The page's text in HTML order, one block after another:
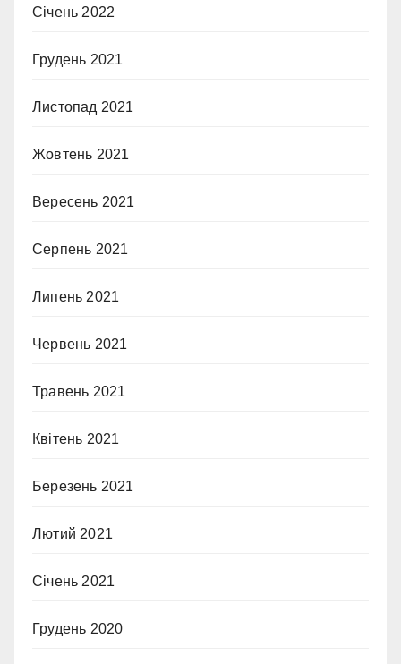
Січень 2022
Грудень 2021
Листопад 2021
Жовтень 2021
Вересень 2021
Серпень 2021
Липень 2021
Червень 2021
Травень 2021
Квітень 2021
Березень 2021
Лютий 2021
Січень 2021
Грудень 2020